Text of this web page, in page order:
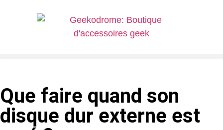
Que faire quand son
disque dur externe est